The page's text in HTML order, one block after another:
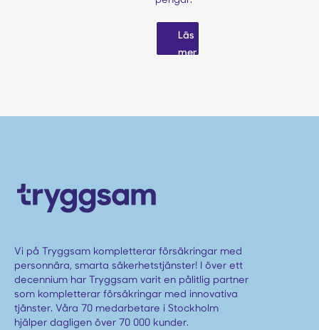
Läs
mer
Vi på Tryggsam kompletterar försäkringar med
personnära, smarta säkerhetstjänster! I över ett
decennium har Tryggsam varit en pålitlig partner
som kompletterar försäkringar med innovativa
tjänster. Våra 70 medarbetare i Stockholm
hjälper dagligen över 70 000 kunder.